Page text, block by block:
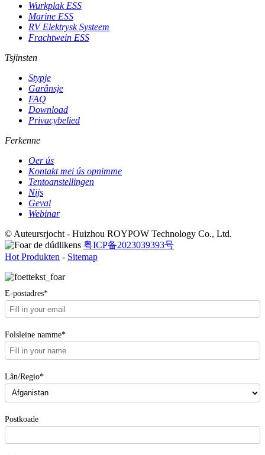
Wurkplak ESS
Marine ESS
RV Elektrysk Systeem
Frachtwein ESS
Tsjinsten
Stypje
Garânsje
FAQ
Download
Privacybelied
Ferkenne
Oer ús
Kontakt mei ús opnimme
Tentoanstellingen
Nijs
Geval
Webinar
© Auteursrjocht - Huizhou ROYPOW Technology Co., Ltd.
粤ICP备2023039393号
Hot Produkten - Sitemap
E-postadres*
Folsleine namme*
Lân/Regio*
Postkoade